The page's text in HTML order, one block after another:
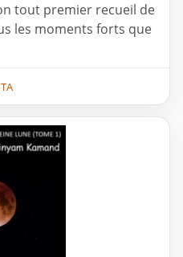
tout premier recueil de
les moments forts que